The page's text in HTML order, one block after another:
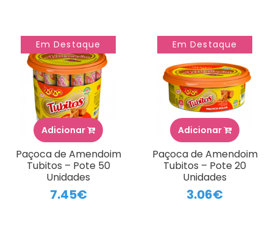
Em Destaque
Adicionar
Paçoca de Amendoim
Tubitos – Pote 50
Unidades
7.45€
Em Destaque
Adicionar
Paçoca de Amendoim
Tubitos – Pote 20
Unidades
3.06€